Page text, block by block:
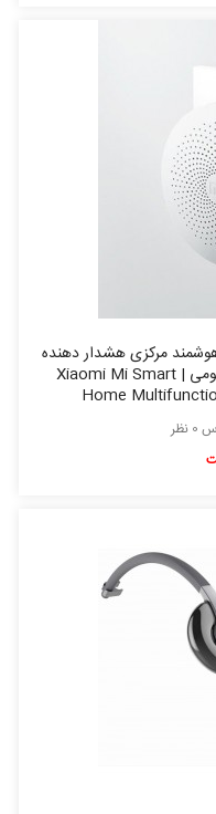
مرکزی هشدار دهنده
چند منظوره چندکاره می شیاومی شیائومی | Xiaomi Mi Smart
Home